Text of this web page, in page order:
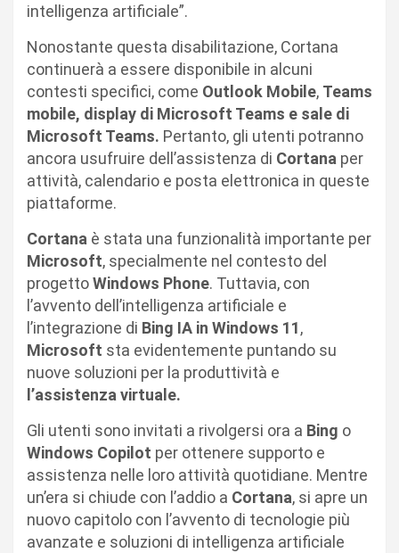
intelligenza artificiale”.
Nonostante questa disabilitazione, Cortana
continuerà a essere disponibile in alcuni
contesti specifici, come Outlook Mobile, Teams
mobile, display di Microsoft Teams e sale di
Microsoft Teams. Pertanto, gli utenti potranno
ancora usufruire dell’assistenza di Cortana per
attività, calendario e posta elettronica in queste
piattaforme.
Cortana è stata una funzionalità importante per
Microsoft, specialmente nel contesto del
progettoWindows Phone. Tuttavia, con
l’avvento dell’intelligenza artificiale e
l’integrazione di Bing IA in Windows 11,
Microsoft sta evidentemente puntando su
nuove soluzioni per la produttività e
l’assistenza virtuale.
Gli utenti sono invitati a rivolgersi ora a Bing o
Windows Copilot per ottenere supporto e
assistenza nelle loro attività quotidiane. Mentre
un’era si chiude con l’addio a Cortana, si apre un
nuovo capitolo con l’avvento di tecnologie più
avanzate e soluzioni di intelligenza artificiale